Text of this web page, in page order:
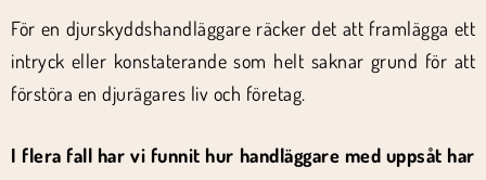
För en djurskyddshandläggare räcker det att framlägga ett
intryck eller konstaterande som helt saknar grund för att
förstöra en djurägares liv och företag.
I flera fall har vi funnit hur handläggare med uppsåt har